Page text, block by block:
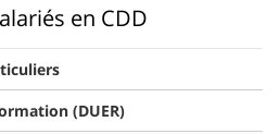
en CDD
(DUER)